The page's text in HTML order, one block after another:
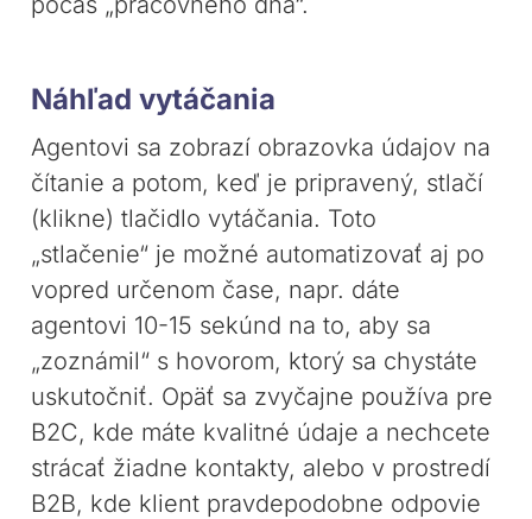
Náhľad vytáčania
Agentovi sa zobrazí obrazovka údajov na
čítanie a potom, keď je pripravený, stlačí
(klikne) tlačidlo vytáčania. Toto
„stlačenie“ je možné automatizovať aj po
vopred určenom čase, napr. dáte
agentovi 10-15 sekúnd na to, aby sa
„zoznámil“ s hovorom, ktorý sa chystáte
uskutočniť. Opäť sa zvyčajne používa pre
B2C, kde máte kvalitné údaje a nechcete
strácať žiadne kontakty, alebo v prostredí
B2B, kde klient pravdepodobne odpovie